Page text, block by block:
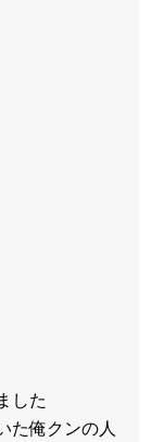
した
た俺クンの人